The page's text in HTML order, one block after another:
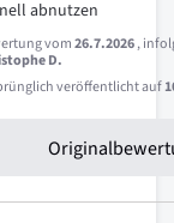
abnutzen
vom26.7.2026,
D.
veröffentlicht auf